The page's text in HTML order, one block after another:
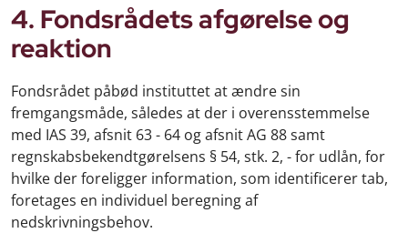
4. Fondsrådets afgørelse og
reaktion
Fondsrådet påbød instituttet at ændre sin
fremgangsmåde, således at der i overensstemmelse
med IAS 39, afsnit 63 - 64 og afsnit AG 88 samt
regnskabsbekendtgørelsens § 54, stk. 2, - for udlån, for
hvilke der foreligger information, som identificerer tab,
foretages en individuel beregning af
nedskrivningsbehov.